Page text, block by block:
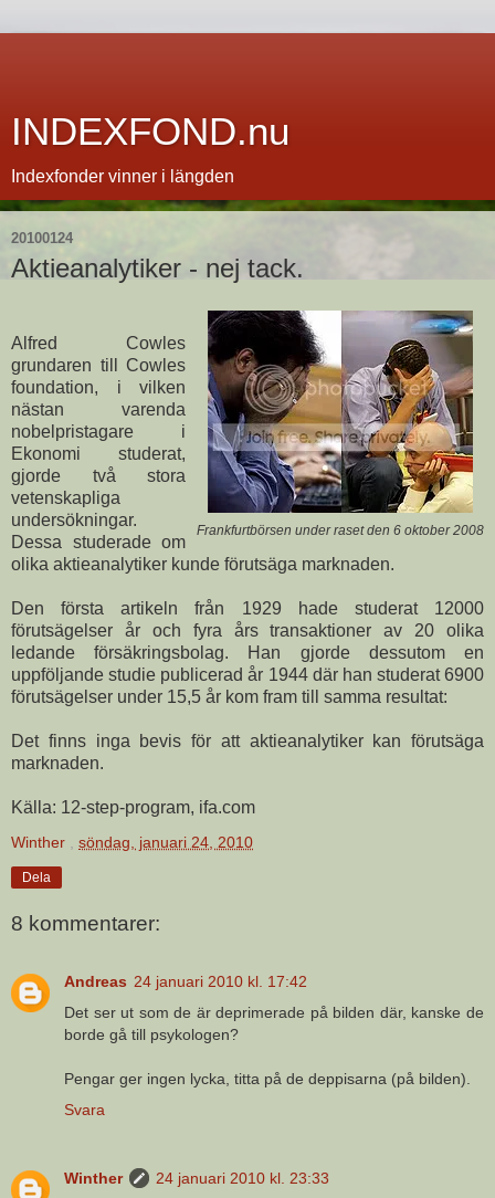
INDEXFOND.nu
Indexfonder vinner i längden
20100124
Aktieanalytiker - nej tack.
Frankfurtbörsen under raset den 6 oktober 2008
Alfred Cowles
grundaren till Cowles
foundation, i vilken
nästan varenda
nobelpristagare i
Ekonomi studerat,
gjorde två stora
vetenskapliga
undersökningar.
Dessa studerade om
olika aktieanalytiker kunde förutsäga marknaden.
Den första artikeln från 1929 hade studerat 12000
förutsägelser år och fyra års transaktioner av 20 olika
ledande försäkringsbolag. Han gjorde dessutom en
uppföljande studie publicerad år 1944 där han studerat 6900
förutsägelser under 15,5 år kom fram till samma resultat:
Det finns inga bevis för att aktieanalytiker kan förutsäga
marknaden.
Källa: 12-step-program, ifa.com
Winther söndag, januari 24, 2010
Dela
8 kommentarer:
Andreas 24 januari 2010 kl. 17:42
Det ser ut som de är deprimerade på bilden där, kanske de
borde gå till psykologen?
Pengar ger ingen lycka, titta på de deppisarna (på bilden).
Svara
Winther
24 januari 2010 kl. 23:33